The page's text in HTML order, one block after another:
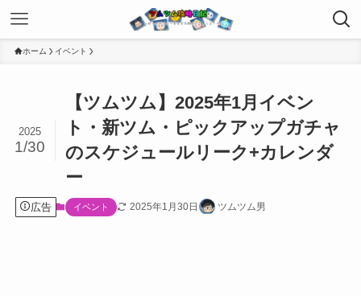
ホーム イベント
【ツムツム】2025年1月イベン
ト・新ツム・ピックアップガチャ
のスケジュールリーク+カレンダ
ー
2025
1/30
広告 イベント 2025年1月30日 ツムツム男